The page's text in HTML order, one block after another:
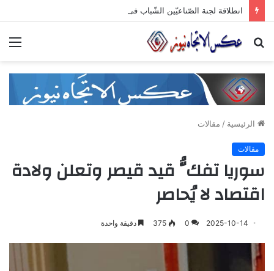
بحث
الرئيسية / مقالات
مقالات
سوريا تفكُّ قيد قيصر وتعلن ولادة
اقتصاد لا يُحاصر
2025-10-14
0
375 دقيقة واحدة